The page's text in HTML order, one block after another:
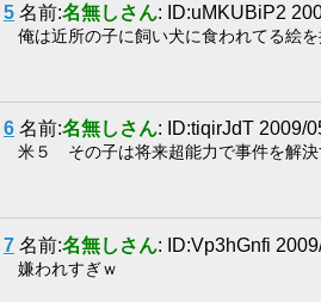
5 名前:名無しさん: ID:uMKUBiP2
俺は近所の子に飼い犬に食われてる絵を
6 名前:名無しさん: ID:tiqirJdT 2009/
米５ その子は将来超能力で事件を解
7 名前:名無しさん: ID:Vp3hGnfi
嫌われすぎｗ